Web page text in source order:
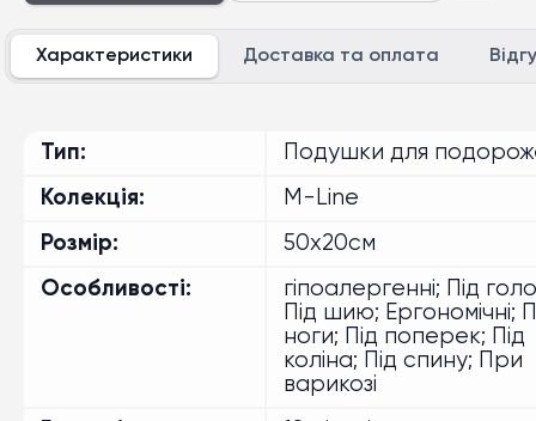
Характеристики Доставка та оплата
Тип
Подушки для
Колекція
M-Line
Розмір
50х20см
Особливості
гіпоалергенні; Під
Під шию; Ергономічні;
ноги; Під поперек; Під
коліна; Під спину; При
варикозі